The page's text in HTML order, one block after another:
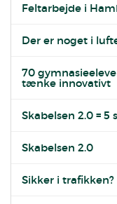
Feltarbejde i
Der er noget i
70
tænke innovativt
Skabelsen 2.0 = 5
Skabelsen 2.0
Sikker i trafikken?